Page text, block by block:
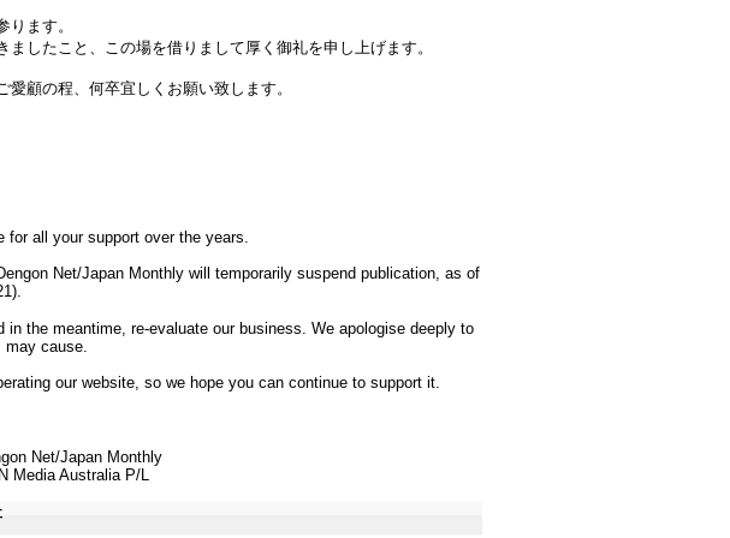
ます。
したこと、この場を借りまして厚く御礼を申し上げます。
顧の程、何卒宜しくお願い致します。
all your support over the years.
Net/Japan Monthly will temporarily suspend publication, as of
the meantime, re-evaluate our business. We apologise deeply to
cause.
our website, so we hope you can continue to support it.
Net/Japan Monthly
Media Australia P/L